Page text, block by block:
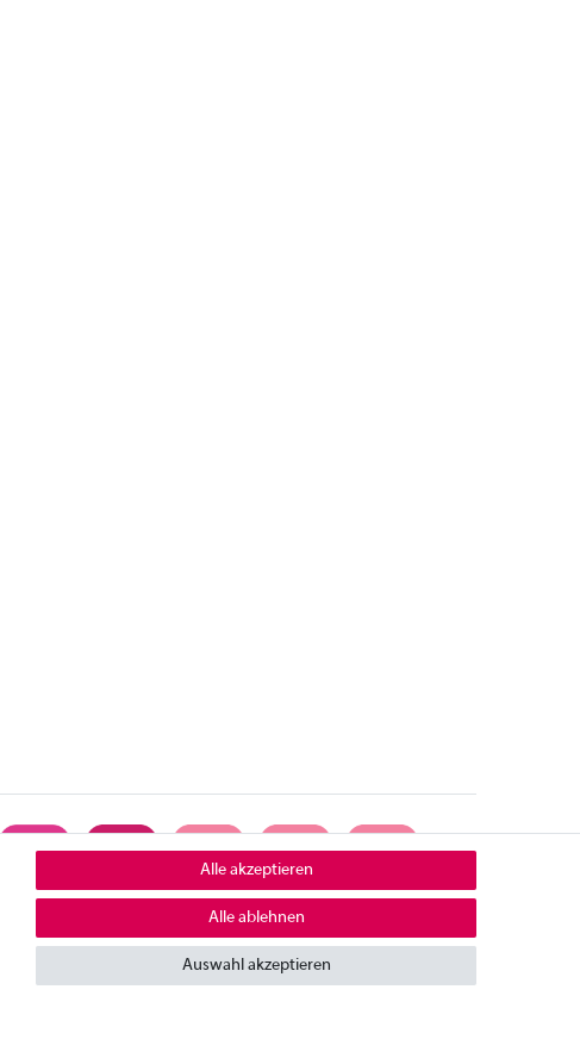
Alle akzeptieren
Alle ablehnen
Auswahl akzeptieren